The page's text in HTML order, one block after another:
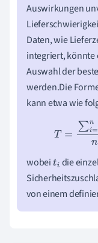
Auswirkungen
Daten, wie
integriert, könnte
Auswahl der
werden.Die
kann etwa wie
=∑i=1
wobeiti die
von einem